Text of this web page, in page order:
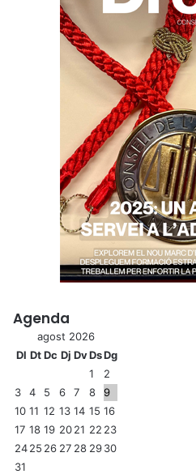
Agenda
agost 2026
Dl DtDc Dj DvDsDg
1
2
3
4 5 6 7 8
9
10 11 12 13 14 15 16
17 18 19 2021 22 23
2425 26 27 28 2930
31